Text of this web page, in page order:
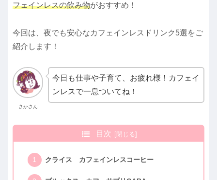
フェインレスの飲み物がおすすめ！
今回は、夜でも安心なカフェインレスドリンク5選をご
紹介します！
さかさん
今日も仕事や子育て、お疲れ様！カフェイ
ンレスで一息ついてね！
目次
クライス カフェインレスコーヒー